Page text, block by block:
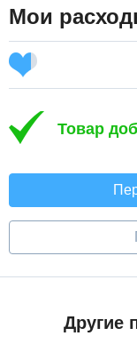
Мои
Товар
Другие